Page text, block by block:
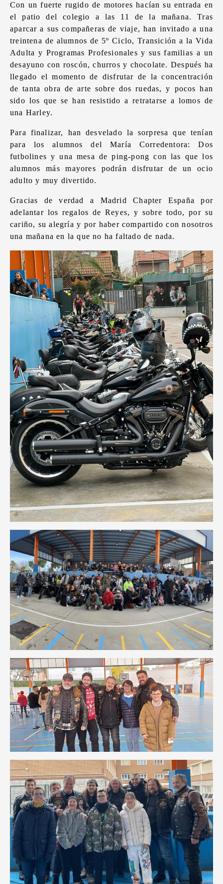
Con un fuerte rugido de motores hacían su entrada en
el patio del colegio a las 11 de la mañana. Tras
aparcar a sus compañeras de viaje, han invitado a una
treintena de alumnos de 5º Ciclo, Transición a la Vida
Adulta y Programas Profesionales y sus familias a un
desayuno con roscón, churros y chocolate. Después ha
llegado el momento de disfrutar de la concentración
de tanta obra de arte sobre dos ruedas, y pocos han
sido los que se han resistido a retratarse a lomos de
una Harley.
Para finalizar, han desvelado la sorpresa que tenían
para los alumnos del María Corredentora: Dos
futbolines y una mesa de ping-pong con las que los
alumnos más mayores podrán disfrutar de un ocio
adulto y muy divertido.
Gracias de verdad a Madrid Chapter España por
adelantar los regalos de Reyes, y sobre todo, por su
cariño, su alegría y por haber compartido con nosotros
una mañana en la que no ha faltado de nada.